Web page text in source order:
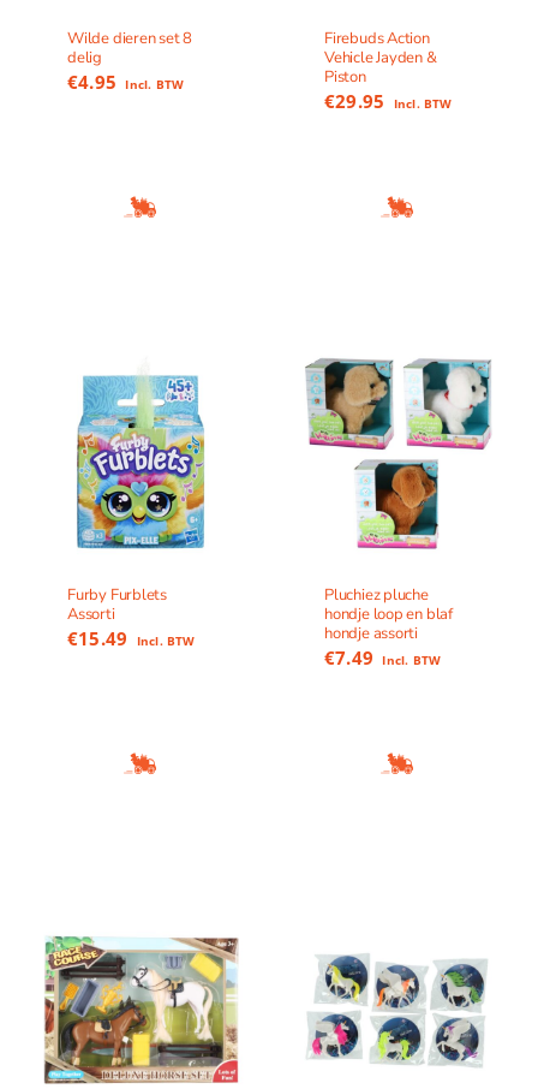
Wilde dieren set 8
delig
€4.95 Incl. BTW
Firebuds Action
Vehicle Jayden &
Piston
€29.95 Incl. BTW
Furby Furblets
Assorti
€15.49 Incl. BTW
Pluchiez pluche
hondje loop en blaf
hondje assorti
€7.49 Incl. BTW